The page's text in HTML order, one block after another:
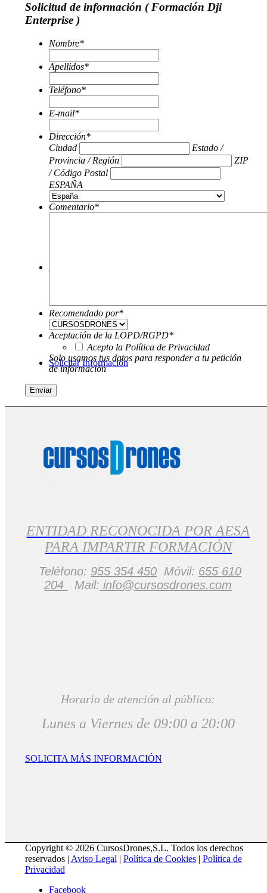
Solicitar Información
Buscar
Menú
Solicitud de información ( Formación Dji
Enterprise )
Nombre*
Apellidos*
Teléfono*
E-mail*
Dirección*
Ciudad
Estado /
Provincia / Región
ZIP
/ Código Postal
ESPAÑA
Comentario*
Recomendado por*
Aceptación de la LOPD/RGPD*
Acepto la Política de Privacidad
Solo usamos tus datos para responder a tu petición
de información
ENTIDAD RECONOCIDA POR AESA
PARA IMPARTIR FORMACIÓN
Teléfono: 955 354 450Móvil: 655 610
204
Mail: info@cursosdrones.com
Horario de atención al público:
Lunes a Viernes de 09:00 a 20:00
SOLICITA MÁS INFORMACIÓN
Copyright © 2026 CursosDrones,S.L. Todos los derechos
reservados | Aviso Legal | Política de Cookies| Política de
Privacidad
Facebook